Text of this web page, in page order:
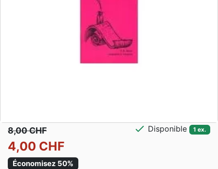
8,00 CHF
4,00 CHF
Économisez 50%
check Disponible 1 ex.